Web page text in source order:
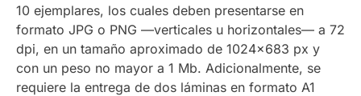
10 ejemplares, los cuales deben presentarse en
formato JPG o PNG —verticales u horizontales— a 72
dpi, en un tamaño aproximado de 1024×683 px y
con un peso no mayor a 1 Mb. Adicionalmente, se
requiere la entrega de dos láminas en formato A1